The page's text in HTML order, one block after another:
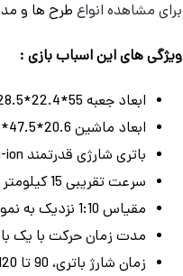
برای مشاهده انواع طرح ها و
ویژگی های این اسباب بازی :
ابعاد جعبه 55*22.4*28.5 سانتی متر
ابعاد ماشین 20.6*47.5*22.5 سانتی متر
باتری شارژی قدرتمند 7.4V 1500mAh Li-ion
سرعت تقریبی 15 کیلومتر بر ساعت با توان حرکتی بالا
مقیاس 1:10 نزدیک به نمونه واقعی
مدت زمان حرکت با یک بار شارژ، 12
زمان شارژ باتری، 90 تا 120 دقیقه